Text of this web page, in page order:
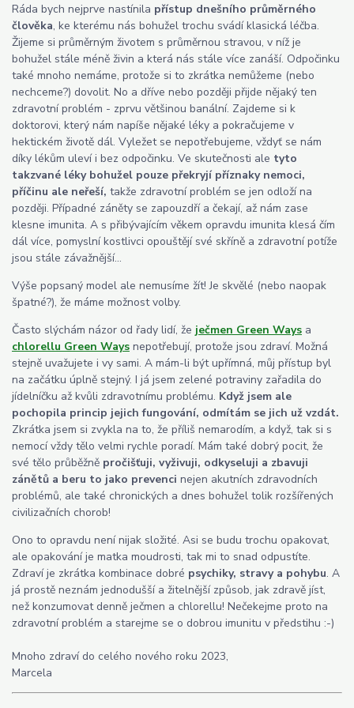
Ráda bych nejprve nastínila přístup dnešního průměrného
člověka, ke kterému nás bohužel trochu svádí klasická léčba.
Žijeme si průměrným životem s průměrnou stravou, v níž je
bohužel stále méně živin a která nás stále více zanáší. Odpočinku
také mnoho nemáme, protože si to zkrátka nemůžeme (nebo
nechceme?) dovolit. No a dříve nebo později přijde nějaký ten
zdravotní problém - zprvu většinou banální. Zajdeme si k
doktorovi, který nám napíše nějaké léky a pokračujeme v
hektickém životě dál. Vyležet se nepotřebujeme, vždyť se nám
díky lékům uleví i bez odpočinku. Ve skutečnosti ale tyto
takzvané léky bohužel pouze překryjí příznaky nemoci,
příčinu ale neřeší, takže zdravotní problém se jen odloží na
později. Případné záněty se zapouzdří a čekají, až nám zase
klesne imunita. A s přibývajícím věkem opravdu imunita klesá čím
dál více, pomyslní kostlivci opouštějí své skříně a zdravotní potíže
jsou stále závažnější...
Výše popsaný model ale nemusíme žít! Je skvělé (nebo naopak
špatné?), že máme možnost volby.
Často slýchám názor od řady lidí, že ječmen Green Ways a
chlorellu Green Ways nepotřebují, protože jsou zdraví. Možná
stejně uvažujete i vy sami. A mám-li být upřímná, můj přístup byl
na začátku úplně stejný. I já jsem zelené potraviny zařadila do
jídelníčku až kvůli zdravotnímu problému. Když jsem ale
pochopila princip jejich fungování, odmítám se jich už vzdát.
Zkrátka jsem si zvykla na to, že příliš nemarodím, a když, tak si s
nemocí vždy tělo velmi rychle poradí. Mám také dobrý pocit, že
své tělo průběžně pročišťuji, vyživuji, odkyseluji a zbavuji
zánětů a beru to jako prevenci nejen akutních zdravodních
problémů, ale také chronických a dnes bohužel tolik rozšířených
civilizačních chorob!
Ono to opravdu není nijak složité. Asi se budu trochu opakovat,
ale opakování je matka moudrosti, tak mi to snad odpustíte.
Zdraví je zkrátka kombinace dobré psychiky, stravy a pohybu. A
já prostě neznám jednodušší a žitelnější způsob, jak zdravě jíst,
než konzumovat denně ječmen a chlorellu! Nečekejme proto na
zdravotní problém a starejme se o dobrou imunitu v předstihu :-)
Mnoho zdraví do celého nového roku 2023,
Marcela